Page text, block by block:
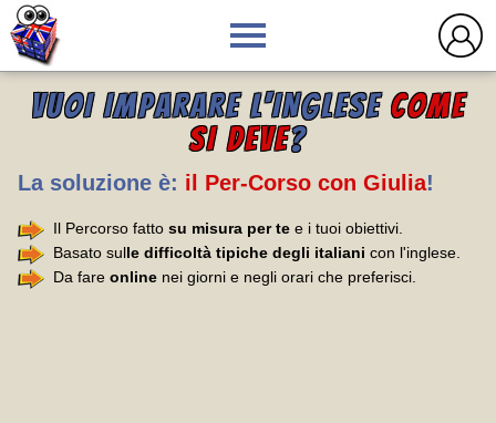
VUOI IMPARARE L'INGLESE COME
SI DEVE?
La soluzione è: il Per-Corso con Giulia!
Il Percorso fatto su misura per te e i tuoi obiettivi.
Basato sulle difficoltà tipiche degli italiani con l'inglese.
Da fare online nei giorni e negli orari che preferisci.